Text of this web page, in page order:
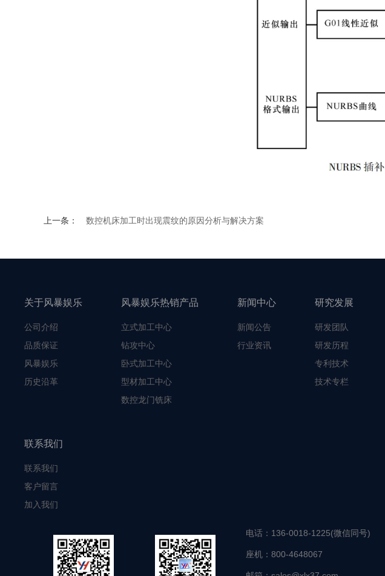
上一条： 数控机床加工时出现震纹的原因分析与解决方案
关于风暴娱乐
公司介绍
品质保证
风暴娱乐
历史沿革
风暴娱乐热销产品
立式加工中心
钻攻中心
卧式加工中心
型材加工中心
数控龙门铣床
新闻中心
新闻公告
行业资讯
研究发展
研发团队
研发历程
专利技术
技术专栏
联系我们
联系我们
客户留言
加入我们
电话： 136-0018-1225(微信同号)
座机： 800-4648067